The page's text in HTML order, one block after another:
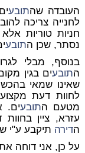
העובדה שהתובע
לחנייה צריכה
חניות טוריות
נסתר, שכן התובע
בנוסף, מבלי
התובעים בגין
שאינו שמאי
לחוות דעת
מטעם התובעים.
הדירה תיקבע ע"י
על כן, אני דוחה